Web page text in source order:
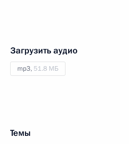
Загрузить аудио
mp3, 51.8 МБ
Темы